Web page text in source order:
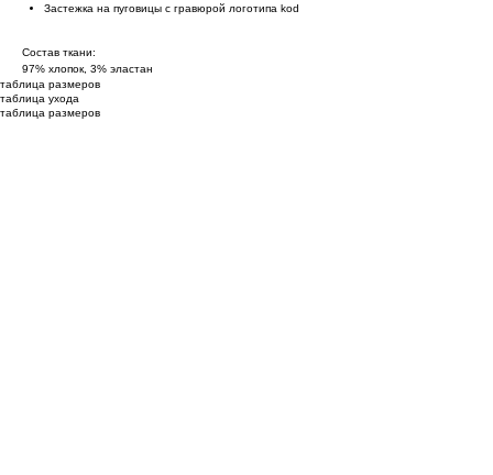
Застежка на пуговицы с гравюрой логотипа kоd
Состав ткани:
97% хлопок, 3% эластан
таблица размеров
таблица ухода
таблица размеров